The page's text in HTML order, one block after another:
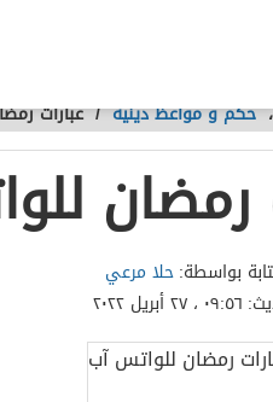
حكم و مواعظ دينية /عبارات
رمضان
بواسطة:حلا مرعي
٠٩:٥٦ ، ٢٧ أبريل ٢٠٢٢